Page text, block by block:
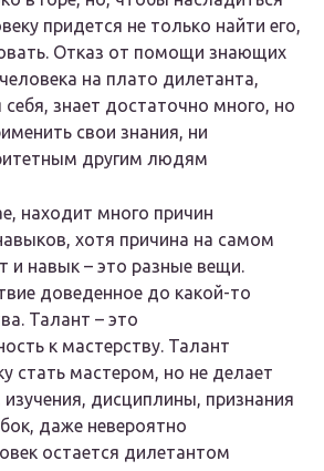
придется не только найти его,
Отказ от помощи знающих
на плато дилетанта,
знает достаточно много, но
свои знания, ни
другим людям
находит много причин
хотя причина на самом
и навык – это разные вещи.
доведенное до какой-то
Талант – это
к мастерству. Талант
стать мастером, но не делает
изучения, дисциплины, признания
даже невероятно
остается дилетантом